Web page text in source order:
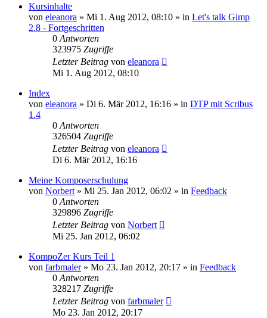
Kursinhalte
von eleanora » Mi 1. Aug 2012, 08:10 » in Let's talk Gimp
2.8 - Fortgeschritten
0 Antworten
323975 Zugriffe
Letzter Beitrag von eleanora
Mi 1. Aug 2012, 08:10
Index
von eleanora » Di 6. Mär 2012, 16:16 » in DTP mit Scribus
1.4
0 Antworten
326504 Zugriffe
Letzter Beitrag von eleanora
Di 6. Mär 2012, 16:16
Meine Komposerschulung
von Norbert » Mi 25. Jan 2012, 06:02 » in Feedback
0 Antworten
329896 Zugriffe
Letzter Beitrag von Norbert
Mi 25. Jan 2012, 06:02
KompoZer Kurs Teil 1
von farbmaler» Mo 23. Jan 2012, 20:17 » in Feedback
0 Antworten
328217 Zugriffe
Letzter Beitrag von farbmaler
Mo 23. Jan 2012, 20:17